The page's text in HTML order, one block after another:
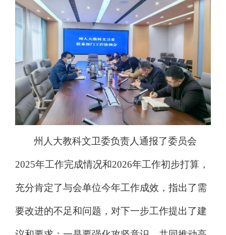
州人大教科文卫委负责人通报了委员会
2025年工作完成情况和2026年工作初步打算，
充分肯定了与会单位今年工作成效，指出了需
要改进的不足和问题，对下一步工作提出了建